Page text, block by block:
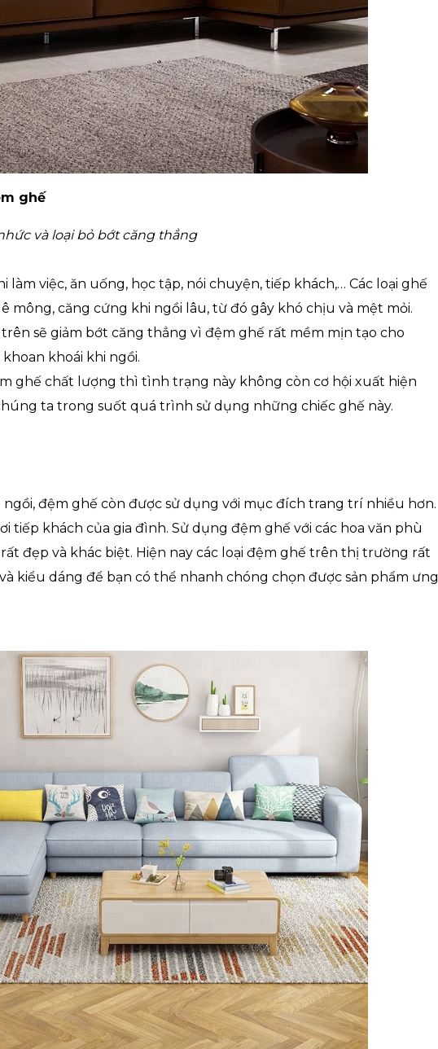
ghế
và loại bỏ bớt căng thẳng
làm việc, ăn uống, học tập, nói chuyện, tiếp khách,… Các loại ghế
mông, căng cứng khi ngồi lâu, từ đó gây khó chịu và mệt mỏi.
sẽ giảm bớt căng thẳng vì đệm ghế rất mềm mịn tạo cho
khoái khi ngồi.
ghế chất lượng thì tình trạng này không còn cơ hội xuất hiện
ta trong suốt quá trình sử dụng những chiếc ghế này.
đệm ghế còn được sử dụng với mục đích trang trí nhiều hơn.
tiếp khách của gia đình. Sử dụng đệm ghế với các hoa văn phù
đẹp và khác biệt. Hiện nay các loại đệm ghế trên thị trường rất
kiểu dáng để bạn có thể nhanh chóng chọn được sản phẩm ưng